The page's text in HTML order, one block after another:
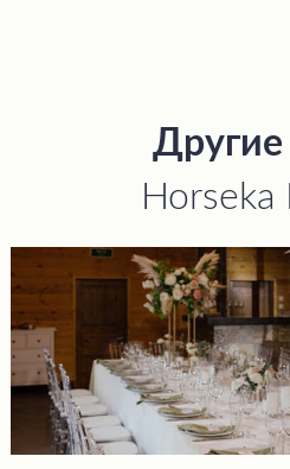
Другие
Horseka